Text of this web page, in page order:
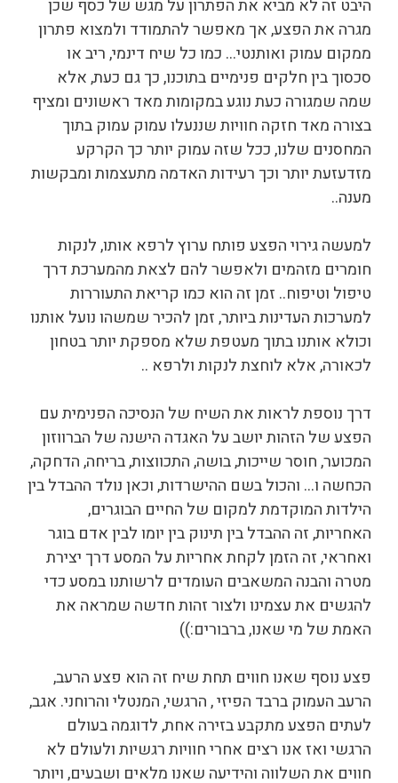
היבט זה לא מביא את הפתרון על מגש של כסף שכן
מגרה את הפצע, אך מאפשר להתמודד ולמצוא פתרון
ממקום עמוק ואותנטי… כמו כל שיח דינמי, ריב או
סכסוך בין חלקים פנימיים בתוכנו, כך גם כעת, אלא
שמה שמגורה כעת נוגע במקומות מאד ראשונים ומציף
בצורה מאד חזקה חוויות שננעלו עמוק עמוק בתוך
המחסנים שלנו, ככל שזה עמוק יותר כך הקרקע
מזדעזעת יותר וכך רעידות האדמה מתעצמות ומבקשות
מענה..
למעשה גירוי הפצע פותח ערוץ לרפא אותו, לנקות
חומרים מזהמים ולאפשר להם לצאת מהמערכת דרך
טיפול וטיפוח.. זמן זה הוא כמו קריאת התעוררות
למערכות העדינות ביותר, זמן להכיר שמשהו נועל אותנו
וכולא אותנו בתוך מעטפת שלא מספקת יותר בטחון
לכאורה, אלא לוחצת לנקות ולרפא ..
דרך נוספת לראות את השיח של הנסיכה הפנימית עם
הפצע של הזהות יושב על האגדה הישנה של הברווזון
המכוער, חוסר שייכות, בושה, התכווצות, בריחה, הדחקה,
הכחשה ו… והכול בשם ההישרדות, וכאן נולד ההבדל בין
הילדות המוקדמת למקום של החיים הבוגרים,
האחריות, זה ההבדל בין תינוק בין יומו לבין אדם בוגר
ואחראי, זה הזמן לקחת אחריות על המסע דרך יצירת
מטרה והבנה המשאבים העומדים לרשותנו במסע כדי
להגשים את עצמינו ולצור זהות חדשה שמראה את
האמת של מי שאנו, ברבורים:))
פצע נוסף שאנו חווים תחת שיח זה הוא פצע הרעב,
הרעב העמוק ברבד הפיזי , הרגשי, המנטלי והרוחני. אגב,
לעתים הפצע מתקבע בזירה אחת, לדוגמה בעולם
הרגשי ואז אנו רצים אחרי חוויות רגשיות ולעולם לא
חווים את השלווה והידיעה שאנו מלאים ושבעים, ויותר